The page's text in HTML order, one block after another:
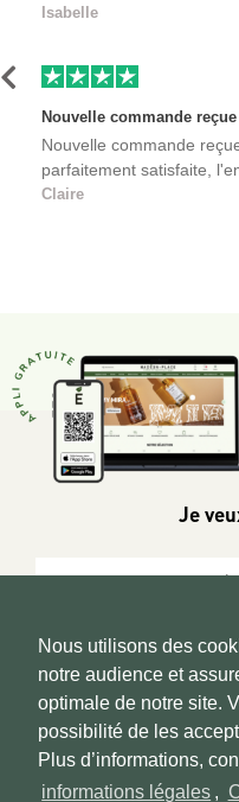
Nous utilisons des
notre audience et
optimale de notre site.
possibilité de les
Plus d’informations,
informations légales ,
Isabelle
Nouvelle commande
parfaitement satisfaite,
Claire
Précédent
Je